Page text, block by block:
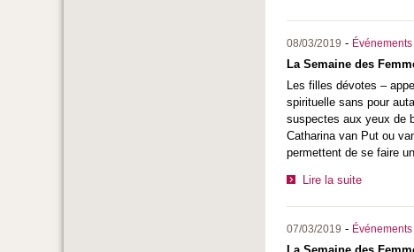
08/03/2019 - Événements
La Semaine des
Les filles dévotes –
spirituelle sans pour
suspectes aux yeux de
Catharina van Put ou
permettent de se faire
Lire la suite
07/03/2019 - Événements